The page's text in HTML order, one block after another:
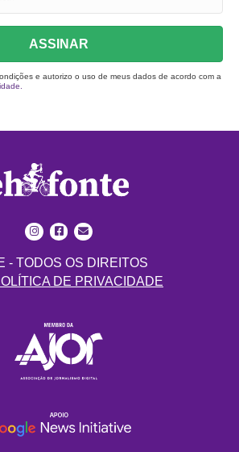
ASSINAR
e autorizo o uso de meus dados de acordo com a
- TODOS OS DIREITOS
DE PRIVACIDADE